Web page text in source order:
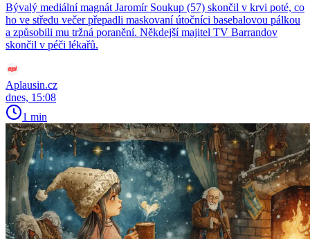
Bývalý mediální magnát Jaromír Soukup (57) skončil v krvi poté, co
ho ve středu večer přepadli maskovaní útočníci basebalovou pálkou
a způsobili mu tržná poranění. Někdejší majitel TV Barrandov
skončil v péči lékařů.
Aplausin.cz
dnes, 15:08
1 min